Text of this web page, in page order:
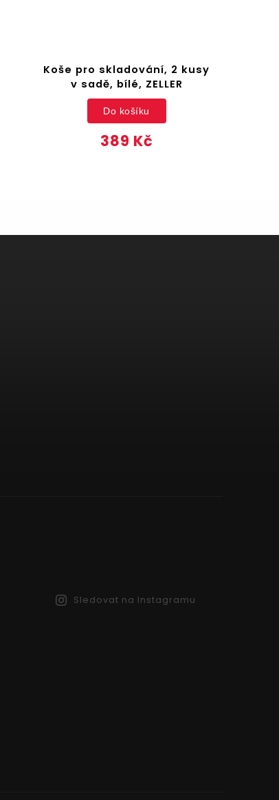
Koše pro skladování, 2 kusy
v sadě, bílé, ZELLER
389 Kč
Do košíku
Sledovat na Instagramu